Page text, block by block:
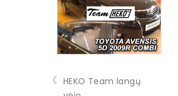
HEKO Team langų
‹